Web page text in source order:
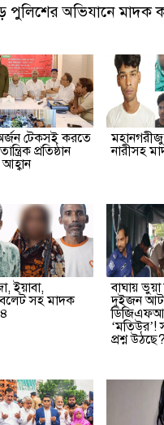
পুলিশের অভিযানে মাদক
টেকসই করতে
প্রতিষ্ঠান
নারীসহ
ইয়াবা,
সহ মাদক
বাঘায়
দুইজন
‘মতিউর’!
প্রশ্ন উঠছে?